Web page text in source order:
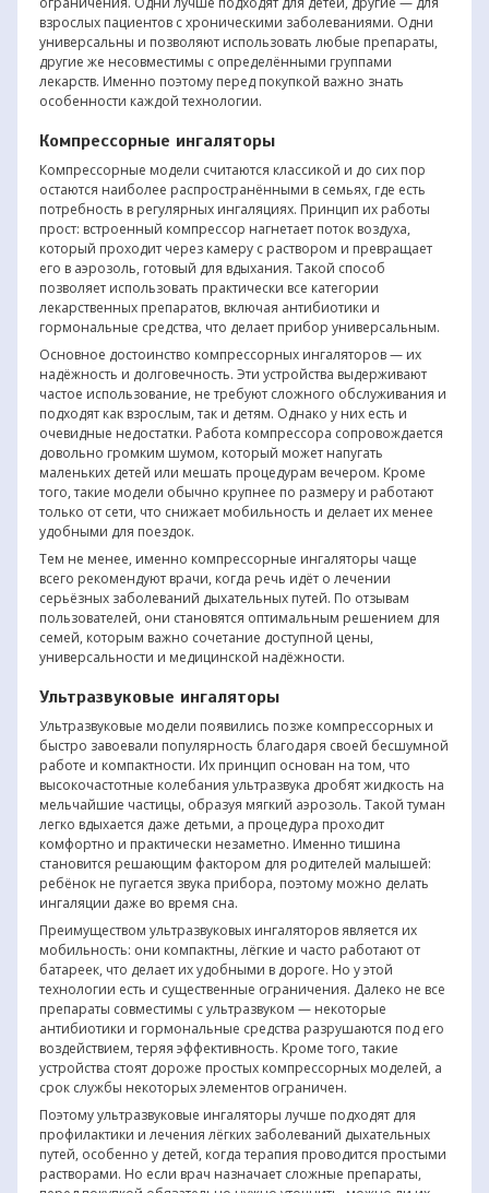
взрослых пациентов с хроническими заболеваниями. Одни
универсальны и позволяют использовать любые препараты,
другие же несовместимы с определёнными группами
лекарств. Именно поэтому перед покупкой важно знать
особенности каждой технологии.
Компрессорные ингаляторы
Компрессорные модели считаются классикой и до сих пор
остаются наиболее распространёнными в семьях, где есть
потребность в регулярных ингаляциях. Принцип их работы
прост: встроенный компрессор нагнетает поток воздуха,
который проходит через камеру с раствором и превращает
его в аэрозоль, готовый для вдыхания. Такой способ
позволяет использовать практически все категории
лекарственных препаратов, включая антибиотики и
гормональные средства, что делает прибор универсальным.
Основное достоинство компрессорных ингаляторов — их
надёжность и долговечность. Эти устройства выдерживают
частое использование, не требуют сложного обслуживания и
подходят как взрослым, так и детям. Однако у них есть и
очевидные недостатки. Работа компрессора сопровождается
довольно громким шумом, который может напугать
маленьких детей или мешать процедурам вечером. Кроме
того, такие модели обычно крупнее по размеру и работают
только от сети, что снижает мобильность и делает их менее
удобными для поездок.
Тем не менее, именно компрессорные ингаляторы чаще
всего рекомендуют врачи, когда речь идёт о лечении
серьёзных заболеваний дыхательных путей. По отзывам
пользователей, они становятся оптимальным решением для
семей, которым важно сочетание доступной цены,
универсальности и медицинской надёжности.
Ультразвуковые ингаляторы
Ультразвуковые модели появились позже компрессорных и
быстро завоевали популярность благодаря своей бесшумной
работе и компактности. Их принцип основан на том, что
высокочастотные колебания ультразвука дробят жидкость на
мельчайшие частицы, образуя мягкий аэрозоль. Такой туман
легко вдыхается даже детьми, а процедура проходит
комфортно и практически незаметно. Именно тишина
становится решающим фактором для родителей малышей:
ребёнок не пугается звука прибора, поэтому можно делать
ингаляции даже во время сна.
Преимуществом ультразвуковых ингаляторов является их
мобильность: они компактны, лёгкие и часто работают от
батареек, что делает их удобными в дороге. Но у этой
технологии есть и существенные ограничения. Далеко не все
препараты совместимы с ультразвуком — некоторые
антибиотики и гормональные средства разрушаются под его
воздействием, теряя эффективность. Кроме того, такие
устройства стоят дороже простых компрессорных моделей, а
срок службы некоторых элементов ограничен.
Поэтому ультразвуковые ингаляторы лучше подходят для
профилактики и лечения лёгких заболеваний дыхательных
путей, особенно у детей, когда терапия проводится простыми
растворами. Но если врач назначает сложные препараты,